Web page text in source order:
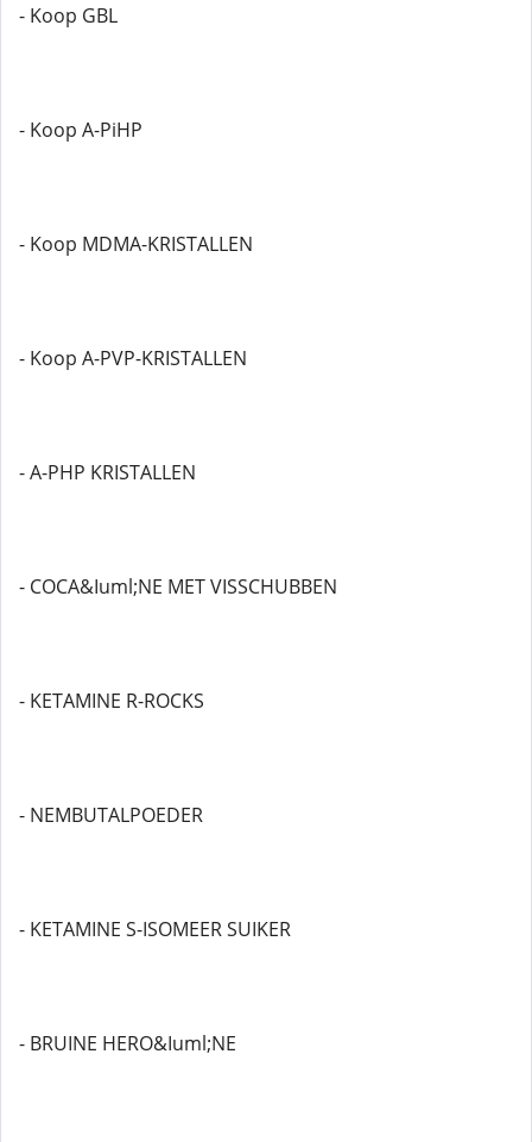
- Koop GBL
- Koop A-PiHP
- Koop MDMA-KRISTALLEN
- Koop A-PVP-KRISTALLEN
- A-PHP KRISTALLEN
- COCA&Iuml;NE MET VISSCHUBBEN
- KETAMINE R-ROCKS
- NEMBUTALPOEDER
- KETAMINE S-ISOMEER SUIKER
- BRUINE HERO&Iuml;NE